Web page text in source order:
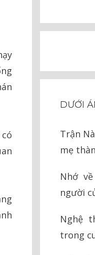
DƯỚI
Trận
mẹ
Nhớ
người
Nghệ
trong